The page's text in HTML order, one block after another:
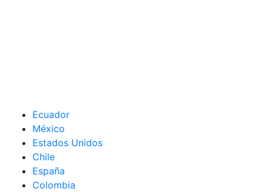
Ecuador
México
Estados Unidos
Chile
España
Colombia